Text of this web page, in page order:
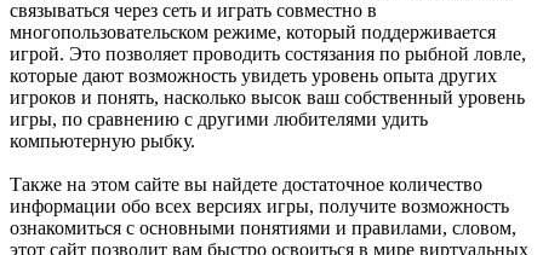
связываться через сеть и играть совместно в
многопользовательском режиме, который поддерживается
игрой. Это позволяет проводить состязания по рыбной ловле,
которые дают возможность увидеть уровень опыта других
игроков и понять, насколько высок ваш собственный уровень
игры, по сравнению с другими любителями удить
компьютерную рыбку.
Также на этом сайте вы найдете достаточное количество
информации обо всех версиях игры, получите возможность
ознакомиться с основными понятиями и правилами, словом,
этот сайт позволит вам быстро освоиться в мире виртуальных